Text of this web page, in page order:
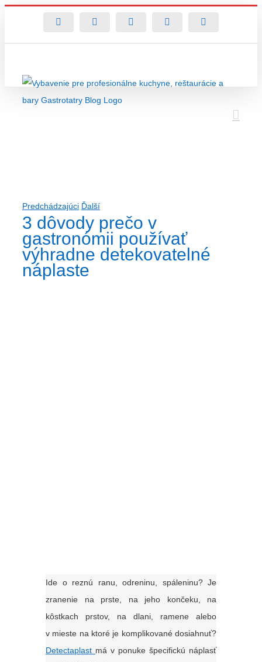
FacebookInstagramE-
Rss X
Predchádzajúci Ďalší
3 dôvody prečo v
gastronómii používať
výhradne detekovatelné
náplaste
Ide o reznú ranu, odreninu, spáleninu? Je
zranenie na prste, na jeho končeku, na
kôstkach prstov, na dlani, ramene alebo
v mieste na ktoré je komplikované dosiahnuť?
Detectaplast má v ponuke špecifickú náplasť